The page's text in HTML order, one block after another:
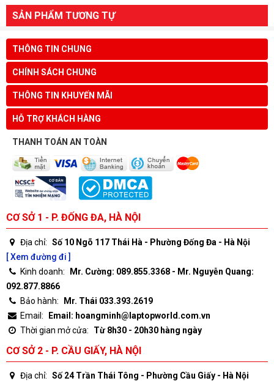
SẢN PHẨM TƯƠNG TỰ
THÔNG TIN CHUNG
CHÍNH SÁCH CHUNG
THÔNG TIN KHUYẾN MÃI
HỖ TRỢ KHÁCH HÀNG
THANH TOÁN AN TOÀN
CƠ SỞ 1 - P. ĐỐNG ĐA, HÀ NỘI
Địa chỉ: Số 10 Ngõ 117 Thái Hà - Phường Đống Đa - Hà Nội
[ Xem đường đi ]
Kinh doanh:
Mr. Cường: 089.855.3368 - Mr. Nguyễn Quang:
092.877.8866
Bảo hành:
Mr. Thái 033.393.2619
Email:
Email: hoangminh@laptopworld.com.vn
Thời gian mở cửa:
Từ 8h30 - 20h30 hàng ngày
CƠ SỞ 2 - P. CẦU GIẤY, HÀ NỘI
Địa chỉ: Số 24 Trần Thái Tông - Phường Cầu Giấy - Hà Nội